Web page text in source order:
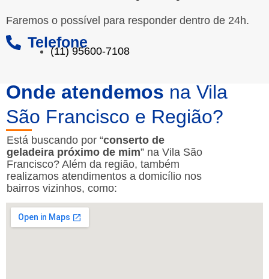
Faremos o possível para responder dentro de 24h.
Telefone
(11) 95600-7108
Onde atendemos na Vila
São Francisco e Região?
Está buscando por “conserto de
geladeira próximo de mim” na Vila São
Francisco? Além da região, também
realizamos atendimentos a domicílio nos
bairros vizinhos, como: